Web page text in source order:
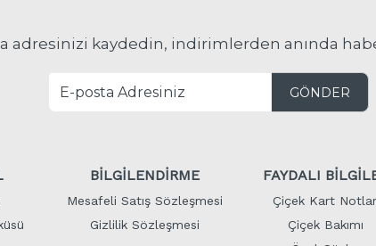
adresinizi kaydedin, indirimlerden anında
GÖNDER
BİLGİLENDİRME
Mesafeli Satış Sözleşmesi
Gizlilik Sözleşmesi
FAYDALI
Çiçek Kart
Çiçek Bakımı